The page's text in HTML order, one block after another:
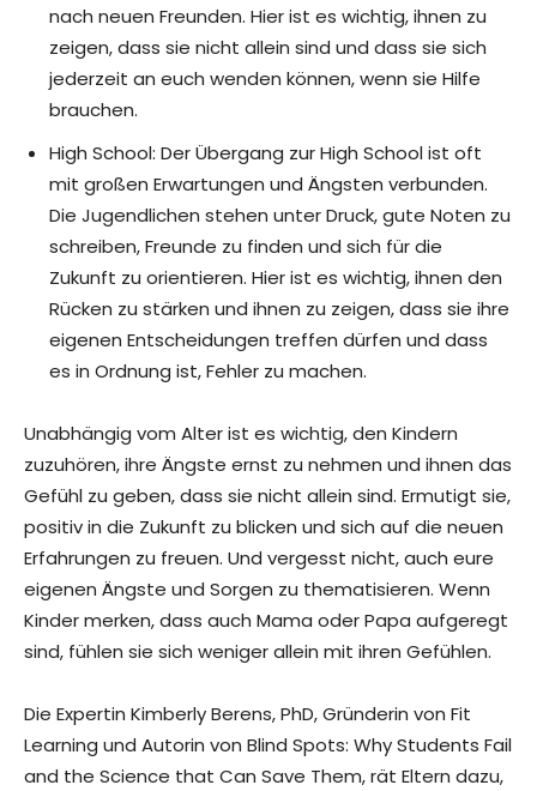
nach neuen Freunden. Hier ist es wichtig, ihnen zu
zeigen, dass sie nicht allein sind und dass sie sich
jederzeit an euch wenden können, wenn sie Hilfe
brauchen.
High School: Der Übergang zur High School ist oft
mit großen Erwartungen und Ängsten verbunden.
Die Jugendlichen stehen unter Druck, gute Noten zu
schreiben, Freunde zu finden und sich für die
Zukunft zu orientieren. Hier ist es wichtig, ihnen den
Rücken zu stärken und ihnen zu zeigen, dass sie ihre
eigenen Entscheidungen treffen dürfen und dass
es in Ordnung ist, Fehler zu machen.
Unabhängig vom Alter ist es wichtig, den Kindern
zuzuhören, ihre Ängste ernst zu nehmen und ihnen das
Gefühl zu geben, dass sie nicht allein sind. Ermutigt sie,
positiv in die Zukunft zu blicken und sich auf die neuen
Erfahrungen zu freuen. Und vergesst nicht, auch eure
eigenen Ängste und Sorgen zu thematisieren. Wenn
Kinder merken, dass auch Mama oder Papa aufgeregt
sind, fühlen sie sich weniger allein mit ihren Gefühlen.
Die Expertin Kimberly Berens, PhD, Gründerin von Fit
Learning und Autorin von Blind Spots: Why Students Fail
and the Science that Can Save Them, rät Eltern dazu,